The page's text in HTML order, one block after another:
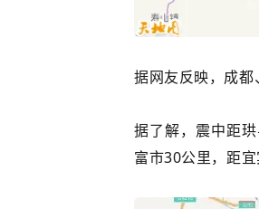
据网友反映，成都
据了解，震中距
富市30公里，距